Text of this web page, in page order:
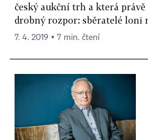
český aukční trh a která
drobný rozpor: sběratelé loni
7. 4. 2019 ▪ 7 min. čtení